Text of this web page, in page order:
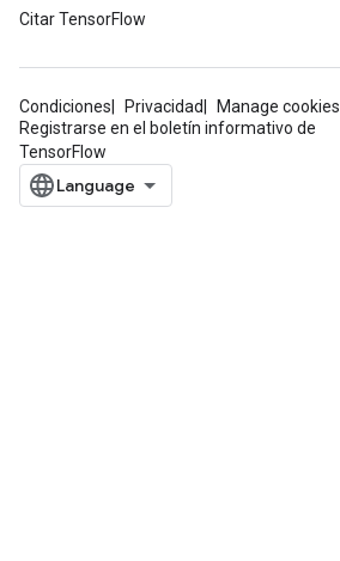
Citar TensorFlow
Condiciones Privacidad
Manage cookies
Registrarse en el boletín informativo de
TensorFlow